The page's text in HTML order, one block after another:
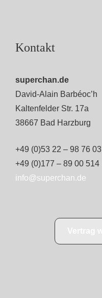
Kontakt
superchan.de
David-Alain Barbéoc’h
Kaltenfelder Str. 17a
38667 Bad Harzburg
+49 (0)53 22 – 98 76 03
+49 (0)177 – 89 00 514
info@superchan.de